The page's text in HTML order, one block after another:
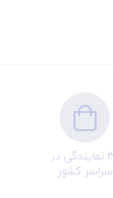
30 نمایندگی در
سراسر کشور